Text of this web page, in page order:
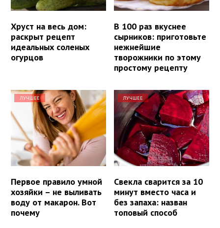
Хруст на весь дом:
раскрыт рецепт
идеальных соленых
огурцов
В 100 раз вкуснее
сырников: приготовьте
нежнейшие
творожники по этому
простому рецепту
ЛУЧШЕЕ
Первое правило умной
хозяйки – не выливать
воду от макарон. Вот
почему
ЛУЧШЕЕ
Свекла сварится за 10
минут вместо часа и
без запаха: назван
топовый способ